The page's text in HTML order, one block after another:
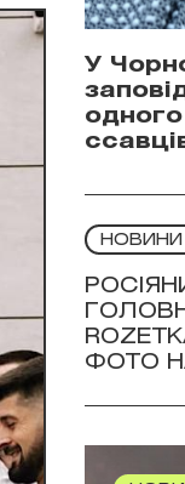
У
НОВИНИ
ФОТО